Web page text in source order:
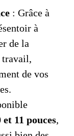
: Grâce à
à
de la
travail,
de vos
et 11 pouces,